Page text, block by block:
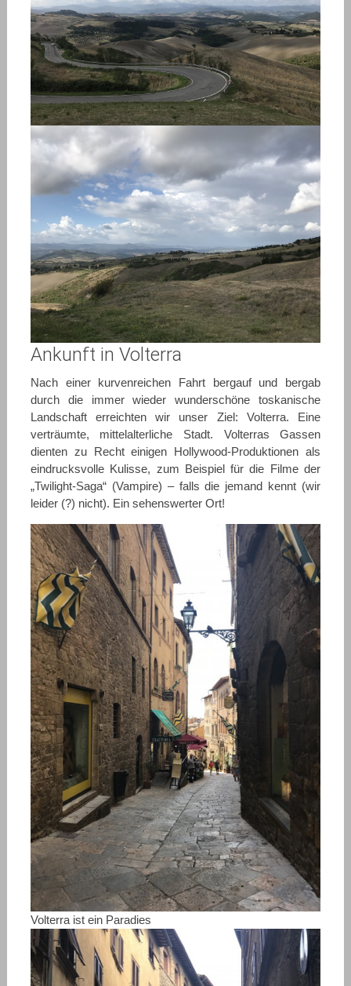
Ankunft in Volterra
Nach einer kurvenreichen Fahrt bergauf und bergab
durch die immer wieder wunderschöne toskanische
Landschaft erreichten wir unser Ziel: Volterra. Eine
verträumte, mittelalterliche Stadt. Volterras Gassen
dienten zu Recht einigen Hollywood-Produktionen als
eindrucksvolle Kulisse, zum Beispiel für die Filme der
„Twilight-Saga“ (Vampire) – falls die jemand kennt (wir
leider (?) nicht). Ein sehenswerter Ort!
Volterra ist ein Paradies